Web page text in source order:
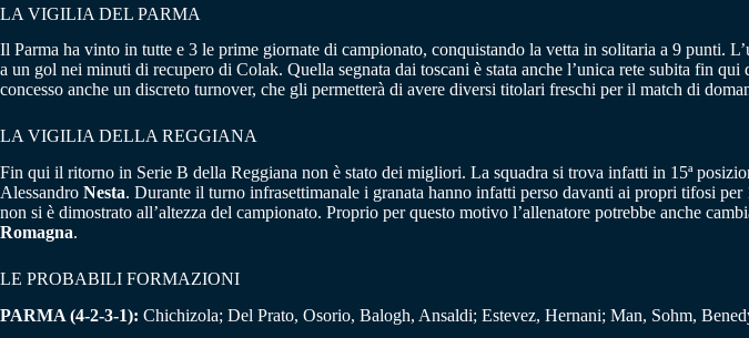
LA VIGILIA DEL PARMA
Il Parma ha vinto in tutte e 3 le prime giornate di campionato, conquistando la vetta in solitaria a 9 punti.
a un gol nei minuti di recupero di Colak. Quella segnata dai toscani è stata anche l’unica rete subita fin
concesso anche un discreto turnover, che gli permetterà di avere diversi titolari freschi per il match di
LA VIGILIA DELLA REGGIANA
Fin qui il ritorno in Serie B della Reggiana non è stato dei migliori. La squadra si trova infatti in 15ª
Alessandro Nesta. Durante il turno infrasettimanale i granata hanno infatti perso davanti ai propri tifosi
non si è dimostrato all’altezza del campionato. Proprio per questo motivo l’allenatore potrebbe anche
Romagna.
LE PROBABILI FORMAZIONI
PARMA (4-2-3-1): Chichizola; Del Prato, Osorio, Balogh, Ansaldi; Estevez, Hernani; Man, Sohm,